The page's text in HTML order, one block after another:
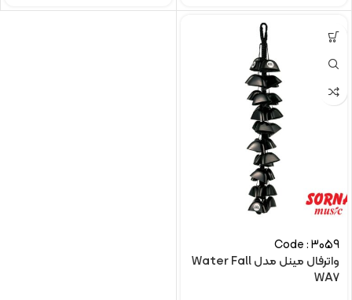
Code : 3059
واترفال مینل مدل Water Fall
WA7